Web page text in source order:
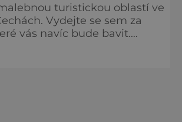
turistickou oblastí ve
Vydejte se sem za
vás navíc bude bavit.
kilometrů západně od